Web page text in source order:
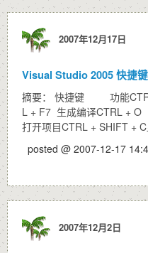
2007年12月17日
Visual Studio 2005 快捷键
摘要： 快捷键 功能
L + F7 生成编译CTRL +
打开项目CTRL + SHIFT +
posted @ 2007-12-17
2007年12月2日